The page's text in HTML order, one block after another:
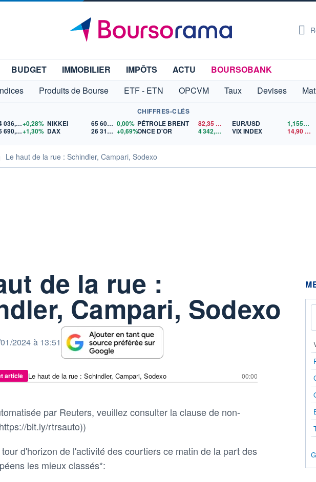
BUDGET IMMOBILIER IMPÔTS ACTU
BOURSOBANK
Produits de Bourse ETF - ETN OPCVM Taux Devises
54 036,93+0,28%
26 690,62+1,30%
NIKKEI 65 606,71 0,00%
DAX
26 319,45 +0,69%
CHIFFRES-CLÉS
PÉTROLE BRENT
82,35$US
ONCE D'OR
4 342,26 $US
EUR/USD 1,1559
VIX INDEX
14,90
Le haut de la rue : Schindler, Campari, Sodexo
de la rue :
Campari, Sodexo
par
2024 à 13:51
article Le haut de la rue : Schindler, Campari, Sodexo 00:00
par Reuters, veuillez consulter la clause de non-
bit.ly/rtrsauto))
d'horizon de l'activité des courtiers ce matin de la part des
les mieux classés*: